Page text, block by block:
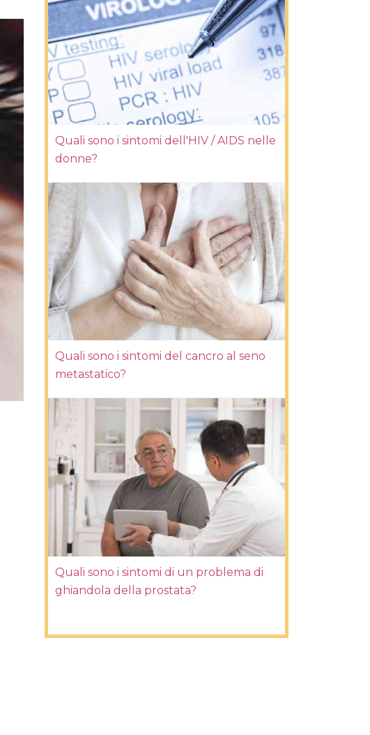
Quali sono i sintomi dell'HIV / AIDS nelle
donne?
Quali sono i sintomi del cancro al seno
metastatico?
Quali sono i sintomi di un problema di
ghiandola della prostata?